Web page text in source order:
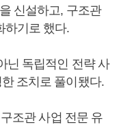
신설하고, 구조관
하기로 했다.
닌 독립적인 전략 사
조치로 풀이됐다.
조관 사업 전문 유